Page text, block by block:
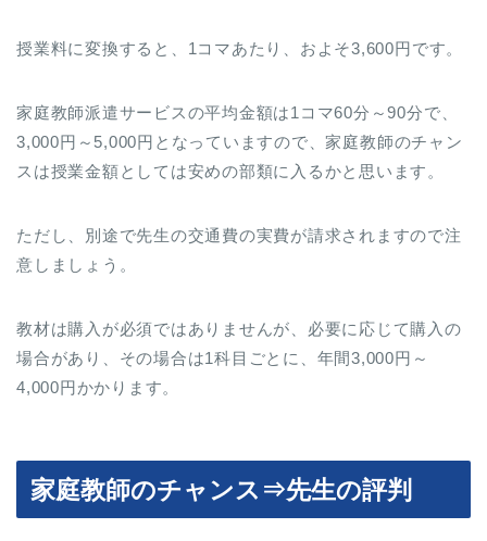
授業料に変換すると、1コマあたり、およそ3,600円です。
家庭教師派遣サービスの平均金額は1コマ60分～90分で、
3,000円～5,000円となっていますので、家庭教師のチャン
スは授業金額としては安めの部類に入るかと思います。
ただし、別途で先生の交通費の実費が請求されますので注
意しましょう。
教材は購入が必須ではありませんが、必要に応じて購入の
場合があり、その場合は1科目ごとに、年間3,000円～
4,000円かかります。
家庭教師のチャンス⇒先生の評判